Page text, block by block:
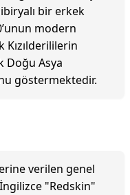
bir erkek
modern
Kızılderililerin
Doğu Asya
göstermektedir.
verilen genel
"Redskin"